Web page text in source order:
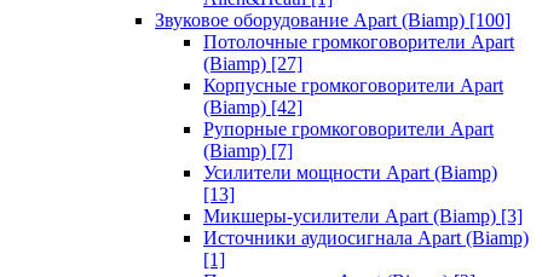
Звуковое оборудование Apart (Biamp) [100]
Потолочные громкоговорители Apart
(Biamp) [27]
Корпусные громкоговорители Apart
(Biamp) [42]
Рупорные громкоговорители Apart
(Biamp) [7]
Усилители мощности Apart (Biamp)
[13]
Микшеры-усилители Apart (Biamp) [3]
Источники аудиосигнала Apart (Biamp)
[1]